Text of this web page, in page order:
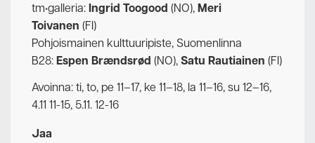
tm•galleria:Ingrid Toogood (NO),Meri
Toivanen (FI)
Pohjoismainen kulttuuripiste, Suomenlinna
B28:Espen Brændsrød (NO),Satu Rautiainen (FI)
Avoinna: ti, to, pe 11–17, ke 11–18, la 11–16, su 12–16,
4.11 11-15, 5.11. 12-16
Jaa